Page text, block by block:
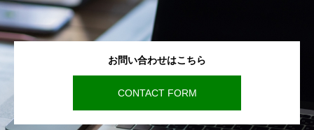
お問い合わせはこちら
CONTACT FORM